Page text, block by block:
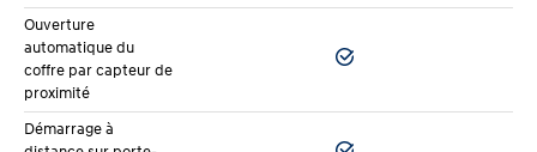
Ouverture
automatique du
coffre par capteur de
proximité
Démarrage à